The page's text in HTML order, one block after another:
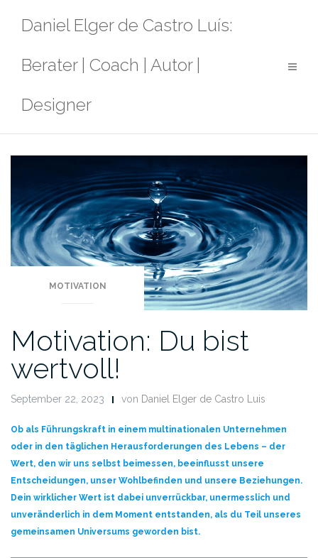
Daniel Elger de Castro Luís:
Berater | Coach | Autor |
Designer
MOTIVATION
Motivation: Du bist
wertvoll!
September 22, 2023 von Daniel Elger de Castro Luis
Ob als Führungskraft in einem multinationalen Unternehmen
oder in den täglichen Herausforderungen des Lebens – der
Wert, den wir uns selbst beimessen, beeinflusst unsere
Entscheidungen, unser Wohlbefinden und unsere Beziehungen.
Dein wirklicher Wert ist dabei unverrückbar, unermesslich und
unveränderlich in dem Moment entstanden, als du Teil unseres
gemeinsamen Universums geworden bist.